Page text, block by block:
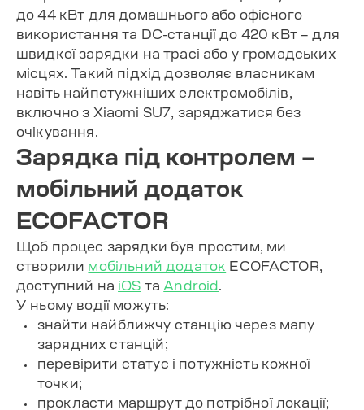
до 44 кВт для домашнього або офісного
використання та DC-станції до 420 кВт – для
швидкої зарядки на трасі або у громадських
місцях. Такий підхід дозволяє власникам
навіть найпотужніших електромобілів,
включно з Xiaomi SU7, заряджатися без
очікування.
Зарядка під контролем –
мобільний додаток
ECOFACTOR
Щоб процес зарядки був простим, ми
створили мобільний додаток ECOFACTOR,
доступний на iOS та Android
У ньому водії можуть:
знайти найближчу станцію через мапу
зарядних станцій;
перевірити статус і потужність кожної
точки;
прокласти маршрут до потрібної локації;